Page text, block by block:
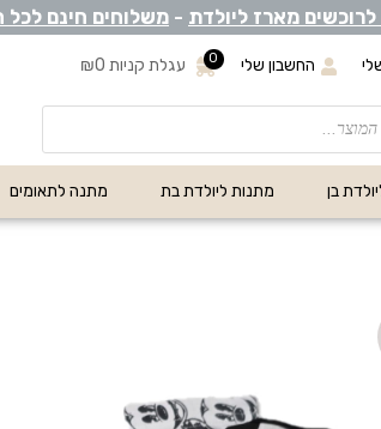
מארז ליולדת - משלוחים חינם לכל
החשבון שלי עגלת קניות ₪0 0
בן מתנות ליולדת בת מתנה לתאומים